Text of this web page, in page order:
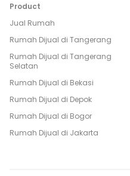
Product
Jual Rumah
Rumah Dijual di Tangerang
Rumah Dijual di Tangerang
Selatan
Rumah Dijual di Bekasi
Rumah Dijual di Depok
Rumah Dijual di Bogor
Rumah Dijual di Jakarta